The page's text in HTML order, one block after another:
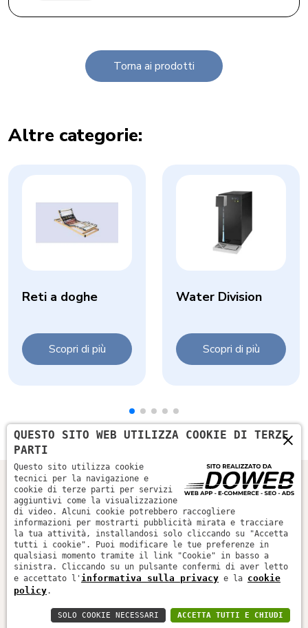
Torna ai prodotti
Altre categorie:
Reti a doghe
Scopri di più
Water Division
Scopri di più
Home AziendaProdottiPromo & EventiContatti
×
QUESTO SITO WEB UTILIZZA COOKIE DI TERZE
PARTI
Questo sito utilizza cookie
tecnici per la navigazione e
cookie di terze parti per servizi
aggiuntivi come la visualizzazione
di video. Alcuni cookie potrebbero raccogliere
informazioni per mostrarti pubblicità mirata e tracciare
la tua attività, installandosi solo cliccando su "Accetta
tutti i cookie". Puoi modificare le tue preferenze in
qualsiasi momento tramite il link "Cookie" in basso a
sinistra. Cliccando su un pulsante confermi di aver letto
e accettato l' informativa sulla privacy e la cookie
policy.
ACCETTA TUTTI E CHIUDI
SOLO COOKIE NECESSARI